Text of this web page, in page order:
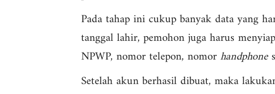
Pada tahap ini cukup banyak data yang
tanggal lahir, pemohon juga harus
NPWP, nomor telepon, nomorhandphone
Setelah akun berhasil dibuat, maka